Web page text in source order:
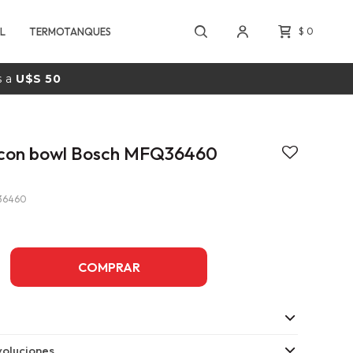
TERMOTANQUES $ 0
a U$S 50
bowl Bosch MFQ36460
COMPRAR